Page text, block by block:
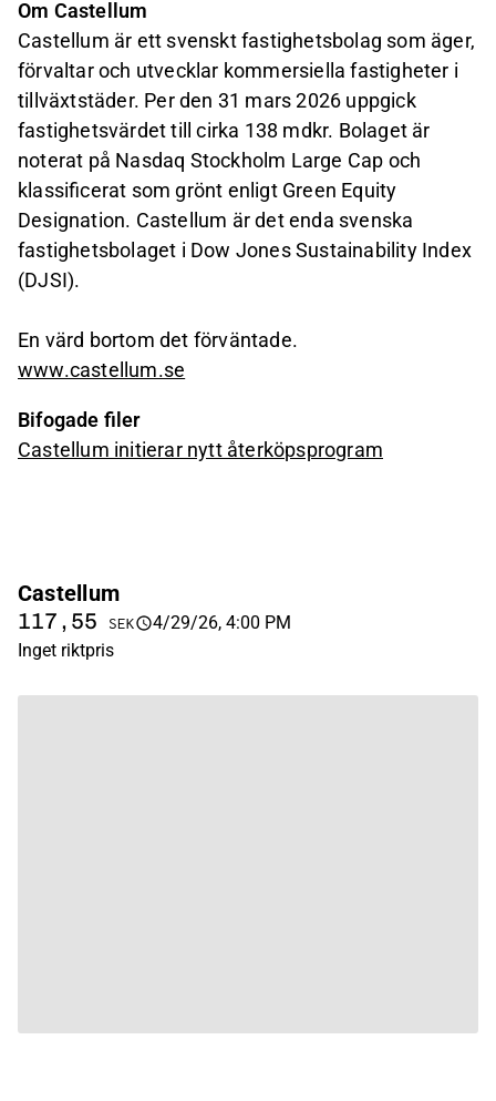
Om Castellum
Castellum är ett svenskt fastighetsbolag som äger,
förvaltar och utvecklar kommersiella fastigheter i
tillväxtstäder. Per den 31 mars 2026 uppgick
fastighetsvärdet till cirka 138 mdkr. Bolaget är
noterat på Nasdaq Stockholm Large Cap och
klassificerat som grönt enligt Green Equity
Designation. Castellum är det enda svenska
fastighetsbolaget i Dow Jones Sustainability Index
(DJSI).
En värd bortom det förväntade.
www.castellum.se
Bifogade filer
Castellum initierar nytt återköpsprogram
Castellum
117,55 SEK
4/29/26, 4:00 PM
Inget riktpris